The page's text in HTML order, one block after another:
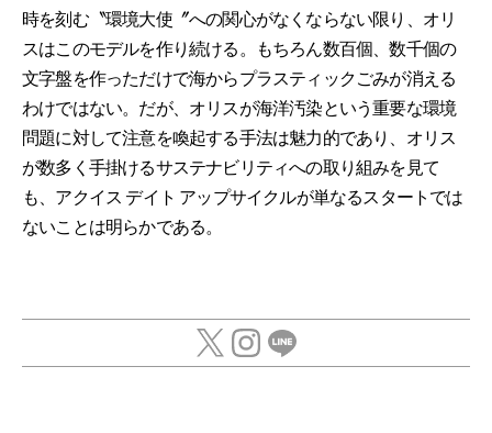
時を刻む〝環境大使〞への関心がなくならない限り、オリ
スはこのモデルを作り続ける。もちろん数百個、数千個の
文字盤を作っただけで海からプラスティックごみが消える
わけではない。だが、オリスが海洋汚染という重要な環境
問題に対して注意を喚起する手法は魅力的であり、オリス
が数多く手掛けるサステナビリティへの取り組みを見て
も、アクイス デイト アップサイクルが単なるスタートでは
ないことは明らかである。